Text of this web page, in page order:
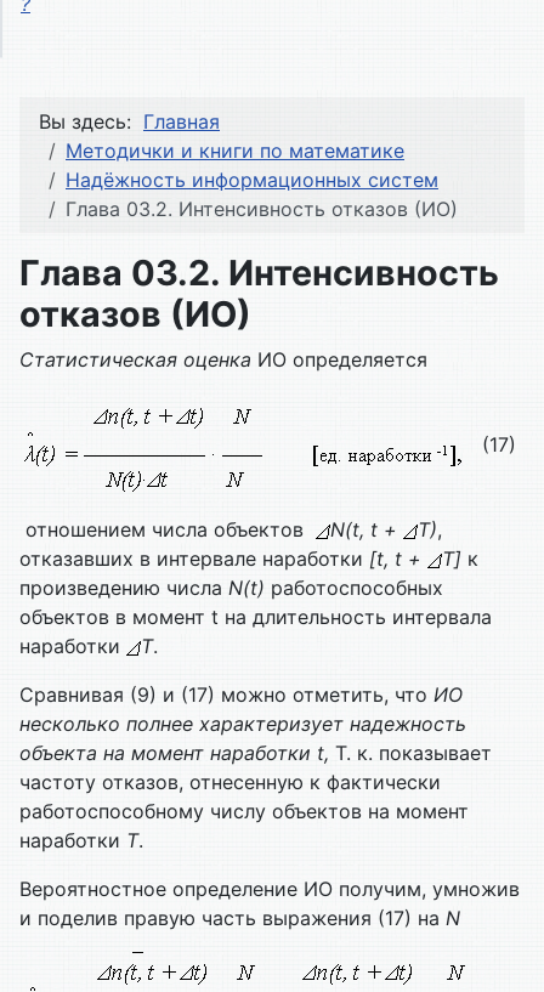
Вы здесь: Главная
Методички и книги по математике
Надёжность информационных систем
Глава 03.2. Интенсивность отказов (ИО)
Глава 03.2. Интенсивность
отказов (ИО)
Статистическая оценка ИО определяется
(17)
отношением числа объектов N(t, t + T),
отказавших в интервале наработки [t, t + T] к
произведению числа N(t) работоспособных
объектов в момент t на длительность интервала
наработки
T.
Сравнивая (9) и (17) можно отметить, что ИО
несколько полнее характеризует надежность
объекта на момент наработки t, Т. к. показывает
частоту отказов, отнесенную к фактически
работоспособному числу объектов на момент
наработки T.
Вероятностное определение ИО получим, умножив
и поделив правую часть выражения (17) на N